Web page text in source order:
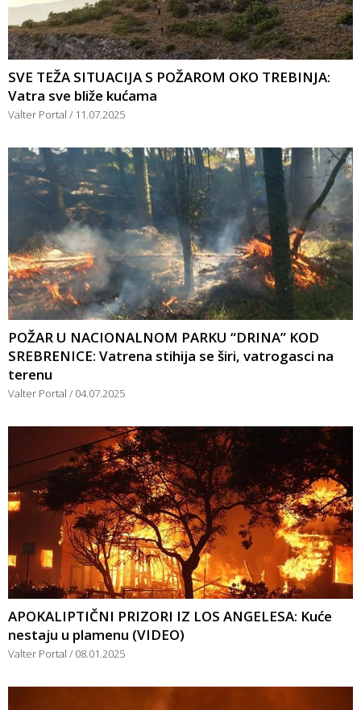
SVE TEŽA SITUACIJA S POŽAROM OKO TREBINJA:
Vatra sve bliže kućama
Valter Portal 11.07.2025
POŽAR U NACIONALNOM PARKU “DRINA” KOD
SREBRENICE: Vatrena stihija se širi, vatrogasci na
terenu
Valter Portal 04.07.2025
APOKALIPTIČNI PRIZORI IZ LOS ANGELESA: Kuće
nestaju u plamenu (VIDEO)
Valter Portal 08.01.2025